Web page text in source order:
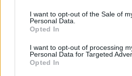
I want to opt-out of the Sale of
Personal Data.
Opted In
I want to opt-out of processing
Personal Data for Targeted
Opted In